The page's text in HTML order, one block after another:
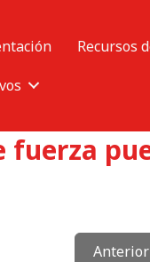
Recursos
Anterior